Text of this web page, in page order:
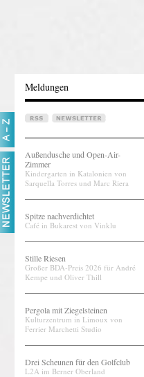
Meldungen
Außendusche und Open-Air-
Zimmer
Kindergarten in Katalonien von
Sarquella Torres und Marc Riera
Spitze nachverdichtet
Café in Bukarest von Vinklu
Stille Riesen
Großer BDA-Preis 2026 für André
Kempe und Oliver Thill
Pergola mit Ziegelsteinen
Kulturzentrum in Limoux von
Ferrier Marchetti Studio
Drei Scheunen für den Golfclub
L2A im Berner Oberland